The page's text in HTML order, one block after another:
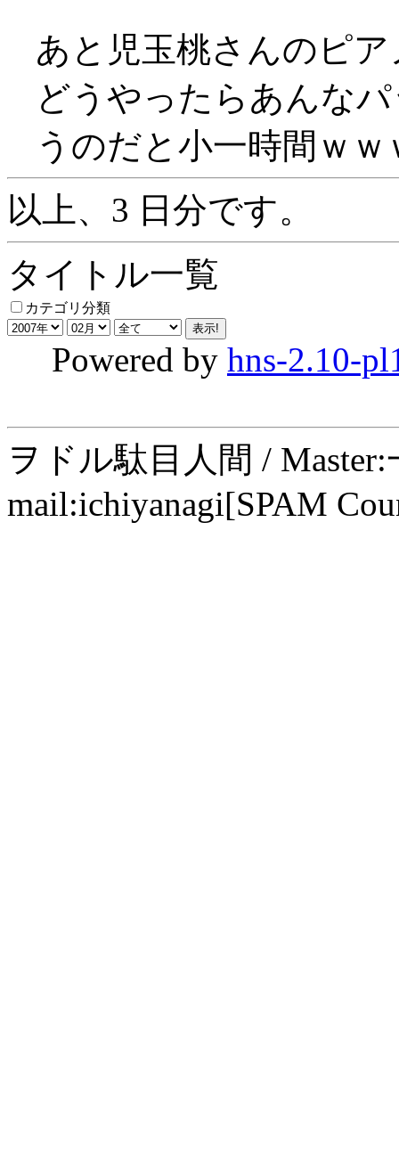
あと児玉桃さんのピ
どうやったらあんな
うのだと小一時間ｗｗ
以上、3 日分です。
タイトル一覧
カテゴリ分類
Powered by hns-2.10-
ヲドル駄目人間 /
mail:ichiyanagi[SPAM